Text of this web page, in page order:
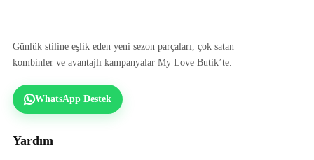
Günlük stiline eşlik eden yeni sezon parçaları, çok satan
kombinler ve avantajlı kampanyalar My Love Butik’te.
WhatsApp Destek
Yardım